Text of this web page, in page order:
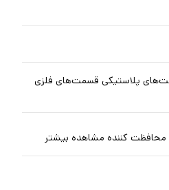
پلاستیکی قسمت‌های فلزی
محافظت کننده مشاهده بیشتر